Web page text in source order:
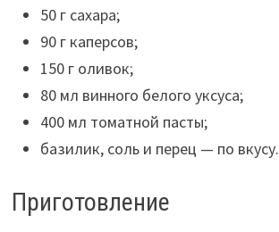
50 г сахара;
90 г каперсов;
150 г оливок;
80 мл винного белого уксуса;
400 мл томатной пасты;
базилик, соль и перец — по вкусу.
Приготовление